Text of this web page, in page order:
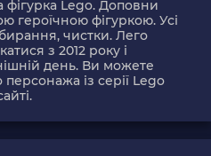
фігурка Lego. Доповни
героїчною фігуркою. Усі
чистки. Лего
з 2012 року і
день. Ви можете
із серії Lego